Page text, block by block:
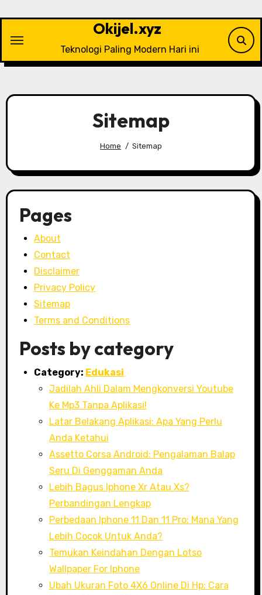
content
Okijel.xyz
Teknologi Paling Modern Hari ini
Sitemap
Home Sitemap
Pages
About
Contact
Disclaimer
Privacy Policy
Sitemap
Terms and Conditions
Posts by category
Category: Edukasi
Jadilah Ahli Dalam Mengkonversi Youtube
Ke Mp3 Tanpa Aplikasi!
Latar Belakang Aplikasi: Apa Yang Perlu
Anda Ketahui
Assetto Corsa Android: Pengalaman Balap
Seru Di Genggaman Anda
Lebih Bagus Iphone Xr Atau Xs?
Perbandingan Lengkap
Perbedaan Iphone 11 Dan 11 Pro: Mana Yang
Lebih Cocok Untuk Anda?
Temukan Keindahan Dengan Lotso
Wallpaper For Iphone
Ubah Ukuran Foto 4X6 Online Di Hp: Cara